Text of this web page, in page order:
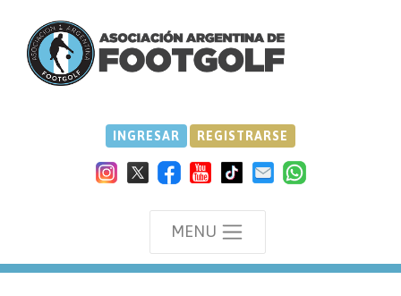
INGRESAR REGISTRARSE
MENU